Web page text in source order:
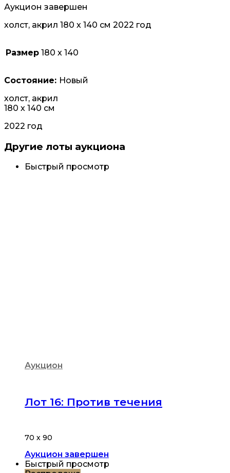
Аукцион завершен
холст, акрил 180 х 140 см 2022 год
Размер 180 х 140
Состояние: Новый
холст, акрил
180 х 140 см
2022 год
Другие лоты аукциона
Быстрый просмотр
Аукцион
Лот 16: Против течения
70 х 90
Аукцион завершен
Быстрый просмотр